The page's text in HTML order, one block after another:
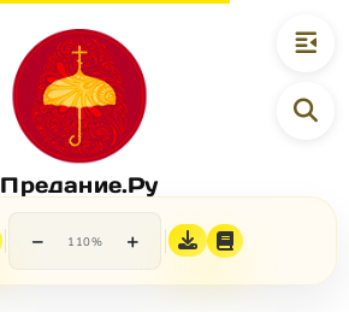
Предание.Ру
− 110% +